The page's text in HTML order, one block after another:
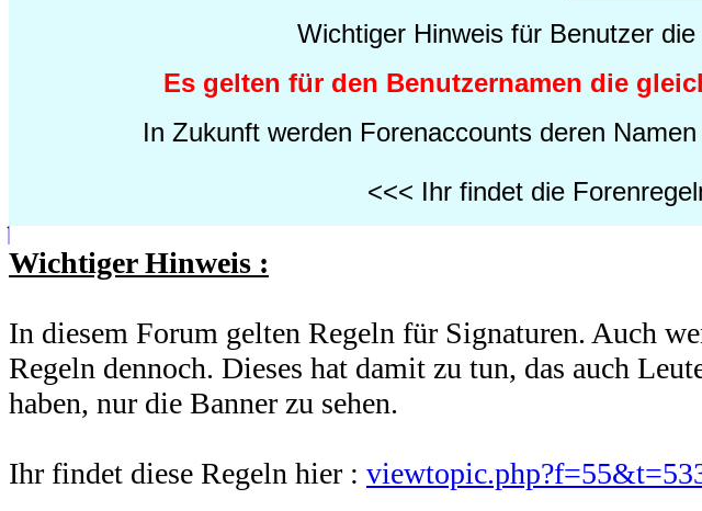
Wichtiger Hinweis für Benutzer
Es gelten für den Benutzernamen die
In Zukunft werden Forenaccounts deren
<<< Ihr findet die
Wichtiger Hinweis :
In diesem Forum gelten Regeln für Signaturen. Auch
Regeln dennoch. Dieses hat damit zu tun, das auch
haben, nur die Banner zu sehen.
Ihr findet diese Regeln hier :